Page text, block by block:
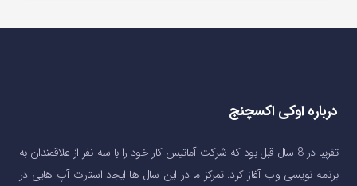
درباره اوکی اکسچنج
تقریبا در 8 سال قبل بود که شرکت آماتیس کار خود را با سه نفر از علاقمندان به
برنامه نویسی وب آغاز کرد. تمرکز ما در این سال ها ایجاد استارت آپ هایی در